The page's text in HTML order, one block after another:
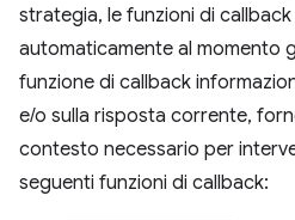
strategia, le funzioni di
automaticamente al momento
funzione di callback
e/o sulla risposta corrente,
contesto necessario per
seguenti funzioni di callback: